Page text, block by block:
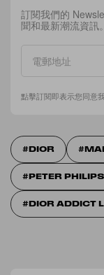
訂閱我們的
聞和最新潮流資訊。
點擊訂閱即表示您同意
DIOR
PETER PHILIPS
DIOR ADDICT